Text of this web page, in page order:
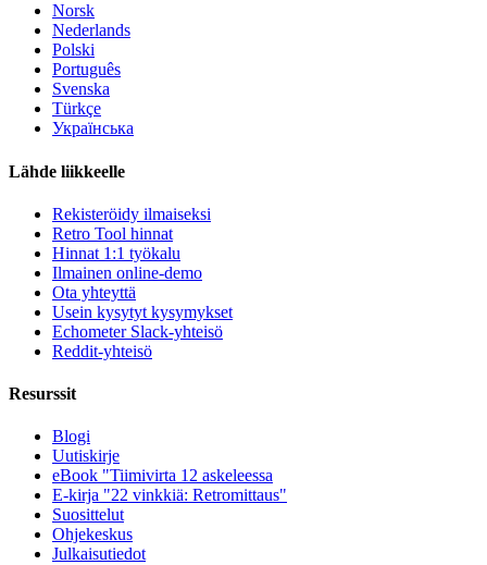
Norsk
Nederlands
Polski
Português
Svenska
Türkçe
Українська
Lähde liikkeelle
Rekisteröidy ilmaiseksi
Retro Tool hinnat
Hinnat 1:1 työkalu
Ilmainen online-demo
Ota yhteyttä
Usein kysytyt kysymykset
Echometer Slack-yhteisö
Reddit-yhteisö
Resurssit
Blogi
Uutiskirje
eBook "Tiimivirta 12 askeleessa
E-kirja "22 vinkkiä: Retromittaus"
Suosittelut
Ohjekeskus
Julkaisutiedot